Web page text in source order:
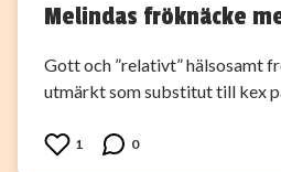
Melindas fröknäcke
Gott och ”relativt” hälsosamt
utmärkt som substitut till kex
1 0